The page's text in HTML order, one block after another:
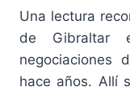
Una lectura
de Gibraltar
negociaciones
hace años. Allí